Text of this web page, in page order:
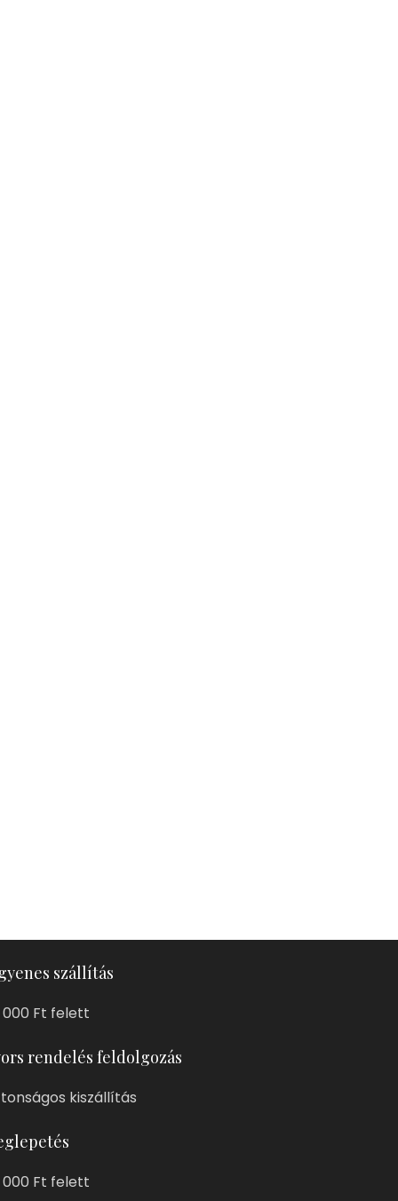
szállítás
000 Ft felett
rendelés feldolgozás
kiszállítás
000 Ft felett